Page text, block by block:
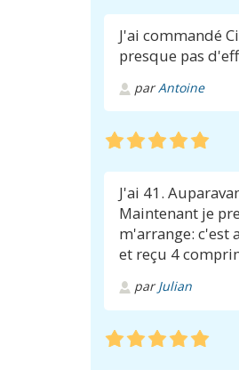
J'ai commandé
presque pas
parAntoine
J'ai 41.
Maintenant je
m'arrange: c'est
et reçu 4
parJulian